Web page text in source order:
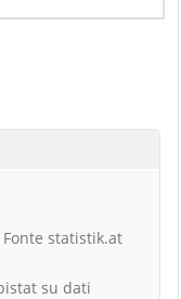
statistik.at
su dati